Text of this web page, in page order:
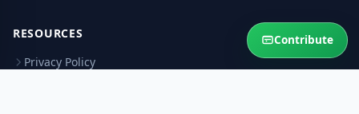
Contribute
RESOURCES
Privacy Policy